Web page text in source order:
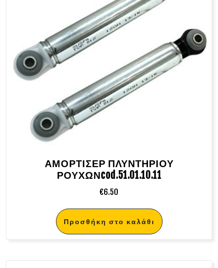
ΑΜΟΡΤΙΣΕΡ ΠΛΥΝΤΗΡΙΟΥ
ΡΟΥΧΩΝcod.51.01.10.11
€6.50
Προσθήκη στο καλάθι